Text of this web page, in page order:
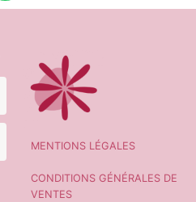
MENTIONS LÉGALES
CONDITIONS GÉNÉRALES DE
VENTES